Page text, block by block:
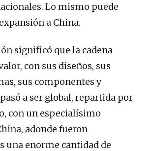
Lo mismo puede
a China.
significó que la cadena
con sus diseños, sus
sus componentes y
a ser global, repartida por
con un especialísimo
adonde fueron
una enorme cantidad de